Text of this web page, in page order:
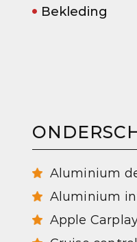
Bekleding
Aluminium
Aluminium
Apple